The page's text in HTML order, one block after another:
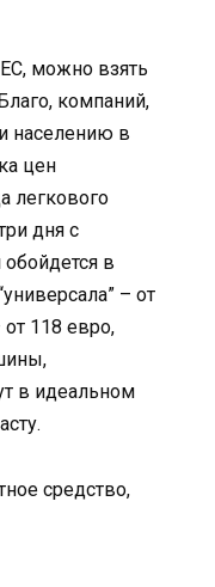
можно взять
компаний,
населению в
цен
легкового
дня с
в
– от
118 евро,
в идеальном
средство,